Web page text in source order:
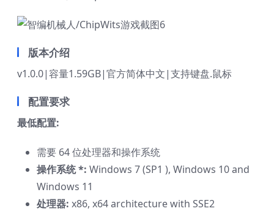
版本介绍
v1.0.0|容量1.59GB|官方简体中文|支持键盘.鼠标
配置要求
最低配置:
需要 64 位处理器和操作系统
操作系统 *: Windows 7 (SP1 ), Windows 10 and
Windows 11
处理器: x86, x64 architecture with SSE2